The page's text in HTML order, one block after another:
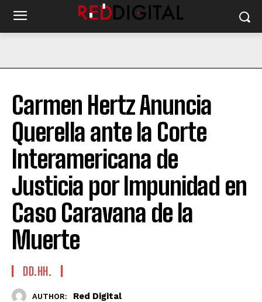
Carmen Hertz Anuncia
Querella ante la Corte
Interamericana de
Justicia por Impunidad en
Caso Caravana de la
Muerte
DD.HH.
AUTHOR: Red Digital